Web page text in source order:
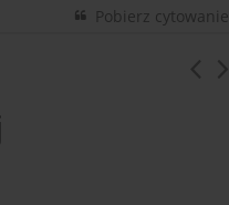
Pobierz cytowanie